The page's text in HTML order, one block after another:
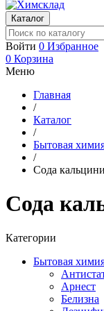
Каталог
Войти 0 Избранное
0 Корзина
Меню
Главная
/
Каталог
/
Бытовая
/
Сода
Сода
Категории
Бытовая
Арнест
Белизна